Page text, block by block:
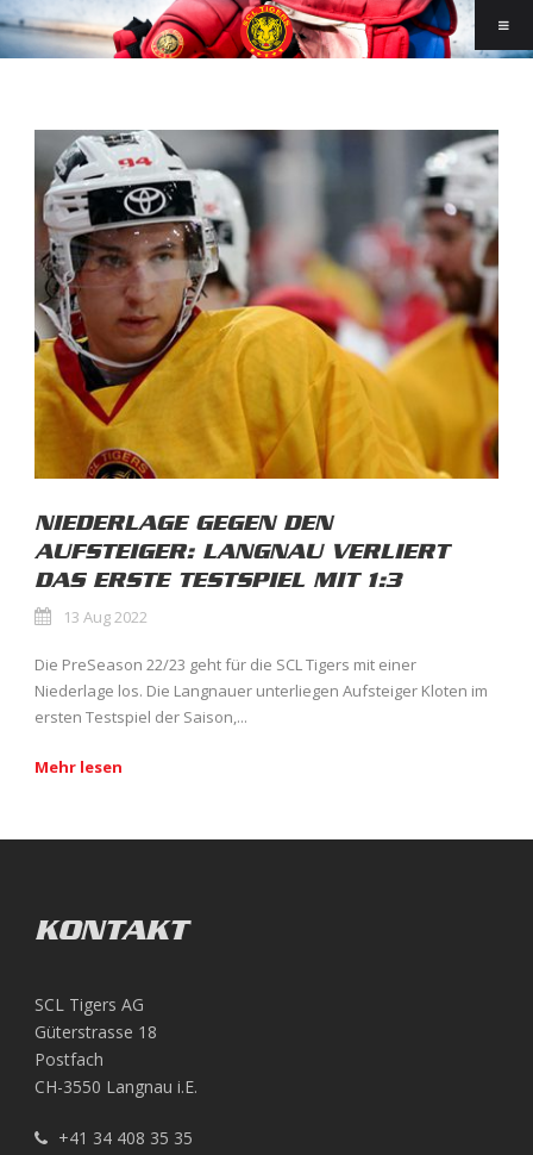
NIEDERLAGE GEGEN DEN
AUFSTEIGER: LANGNAU VERLIERT
DAS ERSTE TESTSPIEL MIT 1:3
13 Aug 2022
Die PreSeason 22/23 geht für die SCL Tigers mit einer
Niederlage los. Die Langnauer unterliegen Aufsteiger Kloten im
ersten Testspiel der Saison,...
Mehr lesen
KONTAKT
SCL Tigers AG
Güterstrasse 18
Postfach
CH-3550 Langnau i.E.
+41 34 408 35 35